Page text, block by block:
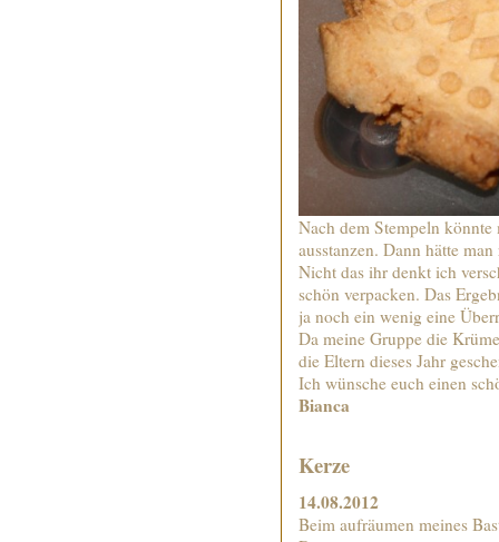
Nach dem Stempeln
ausstanzen. Dann hätte
Nicht das ihr denkt ich
schön verpacken. Das
ja noch ein wenig eine
Da meine Gruppe die
die Eltern dieses Jahr
Ich wünsche euch einen
Bianca
Kerze
14.08.2012
Beim aufräumen meines